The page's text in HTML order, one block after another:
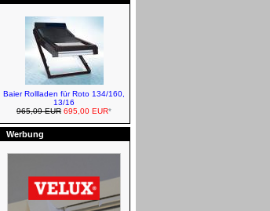
VELUX Verdunkelungsrollos -
Solar
Baustoffe
Baier Rollladen für Roto 134/160,
13/16
965,09 EUR 695,00 EUR*
Werbung